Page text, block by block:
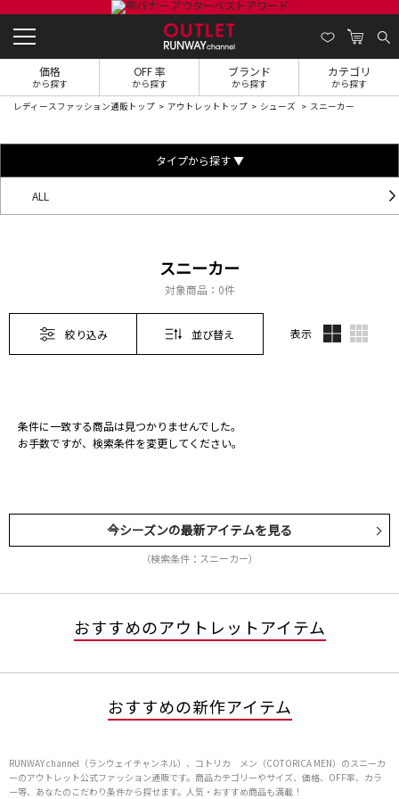
価格
から探す
OFF 率
から探す
ブランド
から探す
カテゴリ
から探す
レディースファッション通販トップ アウトレットトップ シューズ スニーカー
タイプから探す ▼
ALL
スニーカー
対象商品： 0件
絞り込み 並び替え 表示
条件に一致する商品は見つかりませんでした。
お手数ですが、検索条件を変更してください。
今シーズンの最新アイテムを見る
（検索条件：スニーカー）
おすすめのアウトレットアイテム
おすすめの新作アイテム
RUNWAY channel（ランウェイチャンネル）、コトリカ メン（COTORICA MEN）のスニーカ
ーのアウトレット公式ファッション通販です。商品カテゴリーやサイズ、価格、OFF率、カラ
ー等、あなたのこだわり条件から探せます。人気・おすすめ商品も満載！